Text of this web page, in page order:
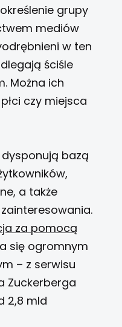
grupy
mediów
w ten
ściśle
Można ich
czy miejsca
bazą
a także
za pomocą
się ogromnym
– z serwisu
Zuckerberga
2,8 mld